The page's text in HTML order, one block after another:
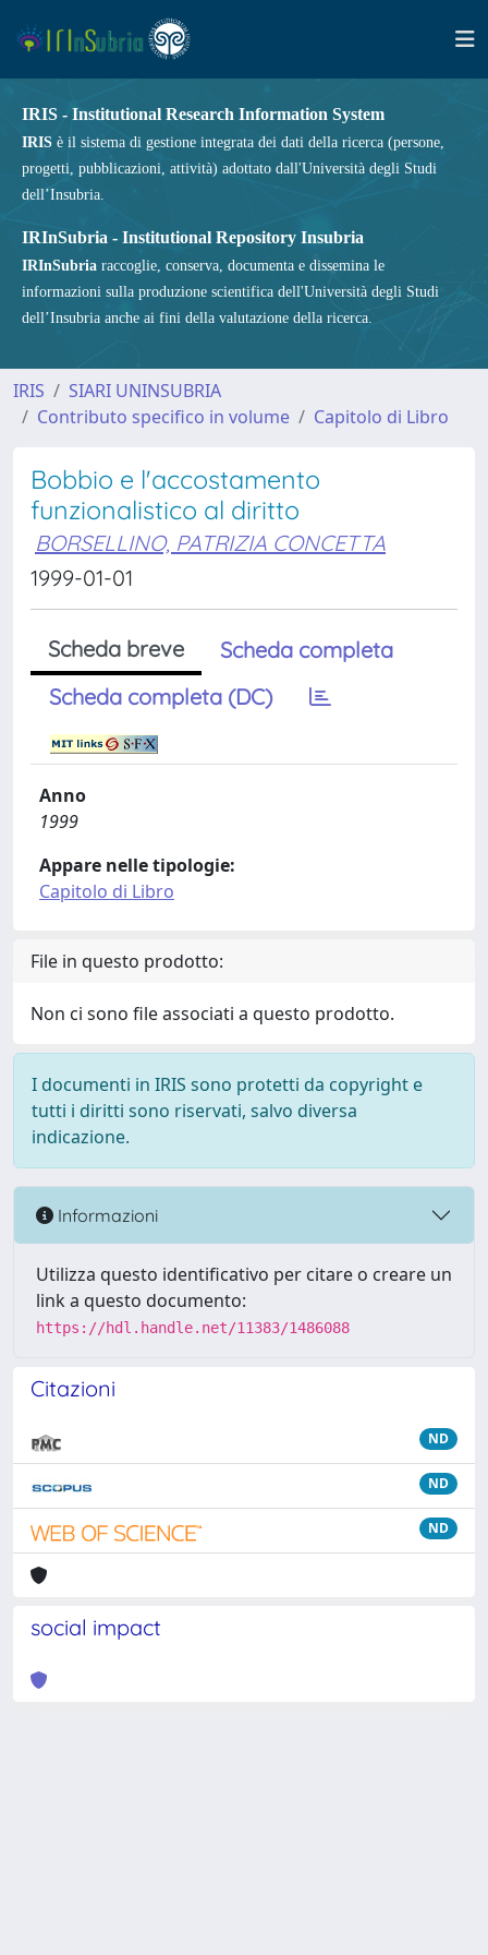
IRIS - Institutional Research Information System
IRIS è il sistema di gestione integrata dei dati della ricerca (persone,
progetti, pubblicazioni, attività) adottato dall'Università degli Studi
dell’Insubria.
IRInSubria - Institutional Repository Insubria
IRInSubria raccoglie, conserva, documenta e dissemina le
informazioni sulla produzione scientifica dell'Università degli Studi
dell’Insubria anche ai fini della valutazione della ricerca.
IRIS
SIARI UNINSUBRIA
Contributo specifico in volume
Capitolo di Libro
Bobbio e l'accostamento
funzionalistico al diritto
BORSELLINO, PATRIZIA CONCETTA
1999-01-01
Scheda breve
Scheda completa
Scheda completa (DC)
Anno
1999
Appare nelle tipologie:
Capitolo di Libro
File in questo prodotto:
Non ci sono file associati a questo prodotto.
I documenti in IRIS sono protetti da copyright e
tutti i diritti sono riservati, salvo diversa
indicazione.
Informazioni
Utilizza questo identificativo per citare o creare un
link a questo documento:
https://hdl.handle.net/11383/1486088
Citazioni
ND
ND
ND
social impact